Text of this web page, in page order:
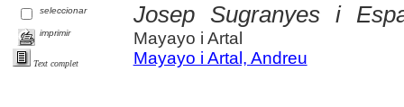
seleccionar
imprimir
Text complet
Josep Sugranyes i
Mayayo i Artal
Mayayo i Artal, Andreu